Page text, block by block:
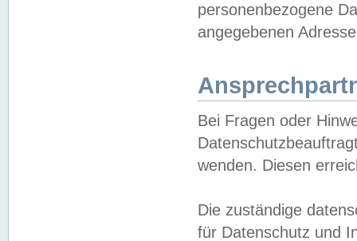
personenbezogene
angegebenen
Bei Fragen oder
wenden. Diesen
Die zuständige
für Datenschutz und